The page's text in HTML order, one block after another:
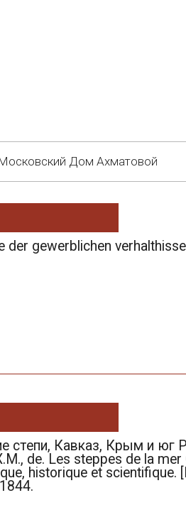
Дом Ахматовой
der gewerblichen
степи, Кавказ, Крым и юг
de. Les steppes de la
historique et scientifique.